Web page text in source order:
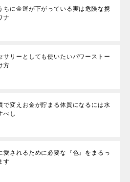
ちに金運が下がっている実は危険な携
ナ
サリーとしても使いたいパワーストー
方
で変えお金が貯まる体質になるには水
べし
愛されるために必要な『色』をまるっ
す